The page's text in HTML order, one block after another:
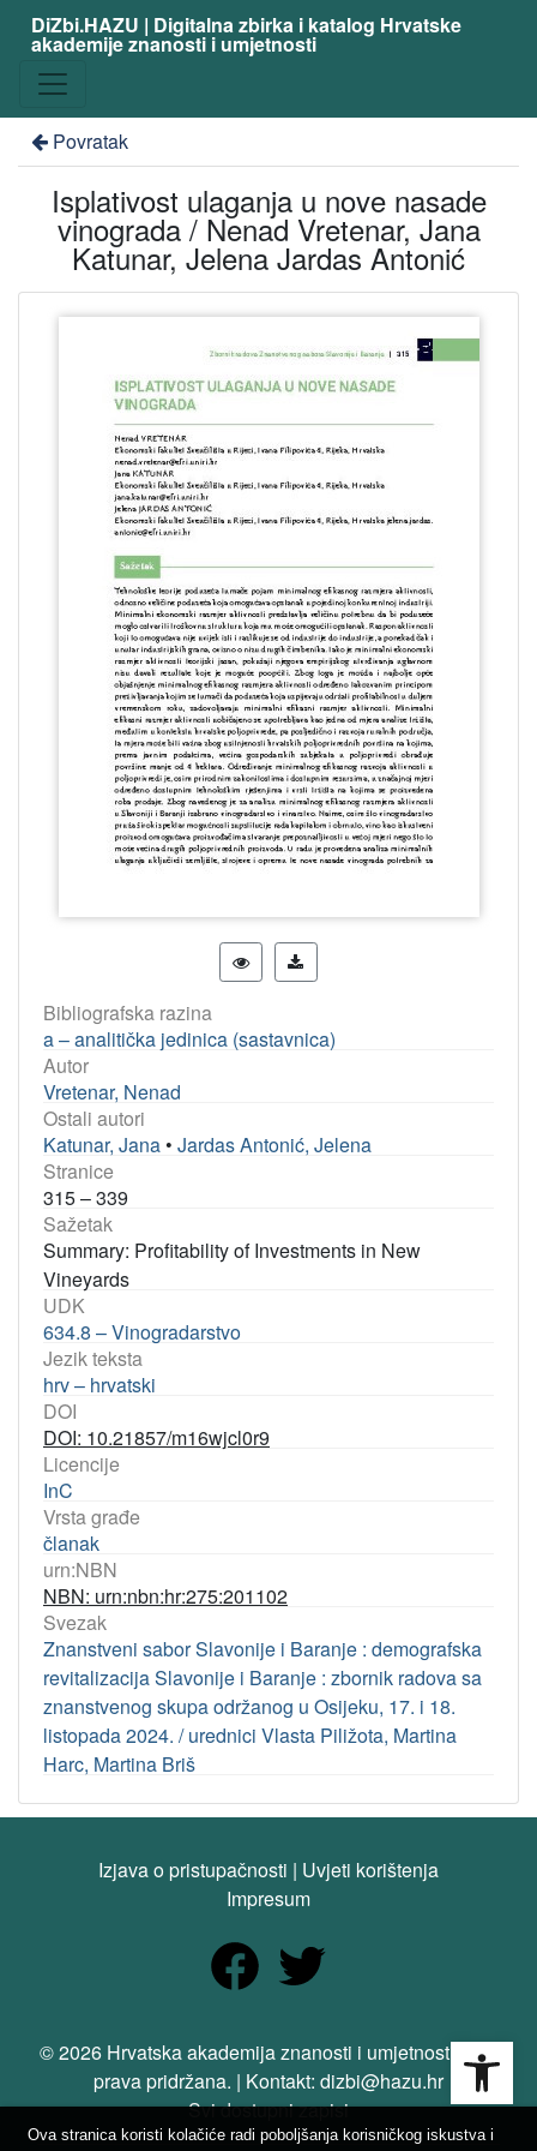
DiZbi.HAZU | Digitalna zbirka i katalog Hrvatske
akademije znanosti i umjetnosti
Povratak
Isplativost ulaganja u nove nasade
vinograda / Nenad Vretenar, Jana
Katunar, Jelena Jardas Antonić
Bibliografska razina
a – analitička jedinica (sastavnica)
Autor
Vretenar, Nenad
Ostali autori
Katunar, Jana • Jardas Antonić, Jelena
Stranice
315 – 339
Sažetak
Summary: Profitability of Investments in New
Vineyards
UDK
634.8 – Vinogradarstvo
Jezik teksta
hrv – hrvatski
DOI
DOI: 10.21857/m16wjcl0r9
Licencije
InC
Vrsta građe
članak
urn:NBN
NBN: urn:nbn:hr:275:201102
Svezak
Znanstveni sabor Slavonije i Baranje : demografska
revitalizacija Slavonije i Baranje : zbornik radova sa
znanstvenog skupa održanog u Osijeku, 17. i 18.
listopada 2024. / urednici Vlasta Piližota, Martina
Harc, Martina Briš
Izjava o pristupačnosti | Uvjeti korištenja
Impresum
© 2026 Hrvatska akademija znanosti i umjetnosti. Sva
prava pridržana. | Kontakt: dizbi@hazu.hr
Svi dostupni zapisi
Ova stranica koristi kolačiće radi poboljšanja korisničkog iskustva i